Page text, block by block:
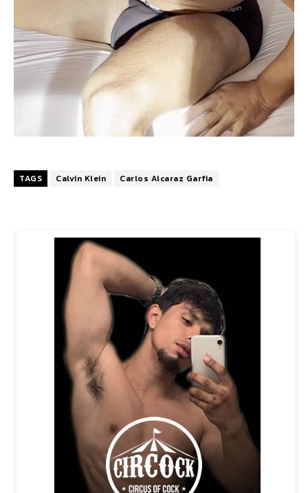
TAGS Calvin Klein Carlos Alcaraz Garfia